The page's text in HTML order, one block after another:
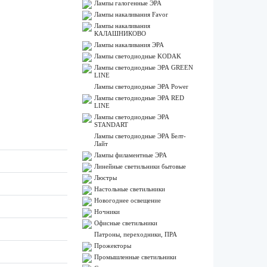
Лампы галогенные ЭРА
Лампы накаливания Favor
Лампы накаливания
КАЛАШНИКОВО
Лампы накаливания ЭРА
Лампы светодиодные KODAK
Лампы светодиодные ЭРА GREEN
LINE
Лампы светодиодные ЭРА Power
Лампы светодиодные ЭРА RED
LINE
Лампы светодиодные ЭРА
STANDART
Лампы светодиодные ЭРА Белт-
Лайт
Лампы филаментные ЭРА
Линейные светильники бытовые
Люстры
Настольные светильники
Новогоднее освещение
Ночники
Офисные светильники
Патроны, переходники, ПРА
Прожекторы
Промышленные светильники